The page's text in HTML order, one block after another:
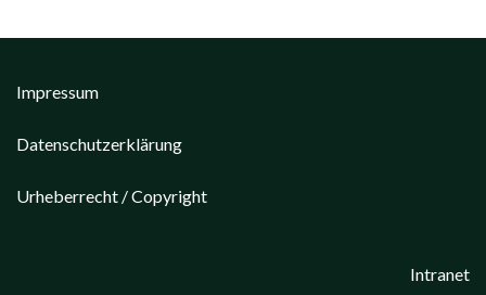
Impressum
Datenschutzerklärung
Urheberrecht / Copyright
Intranet